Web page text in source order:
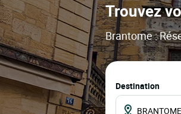
Trouvez
Brantome :
Destination